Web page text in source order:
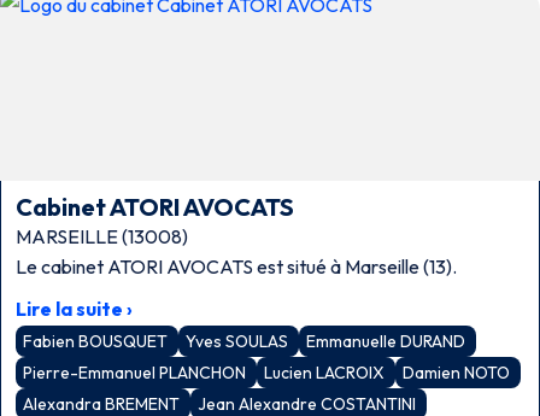
Cabinet ATORI AVOCATS
MARSEILLE (13008)
Le cabinet ATORI AVOCATS est situé à Marseille (13).
Lire la suite ›
Fabien BOUSQUET Yves SOULAS
Emmanuelle DURAND
Pierre-Emmanuel PLANCHON
Lucien LACROIX
Damien NOTO
Alexandra BREMENT
Jean Alexandre COSTANTINI